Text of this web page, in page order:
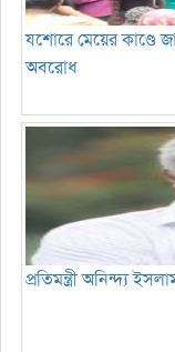
যশোরে মেয়ের কাণ্ডে
অবরোধ
প্রতিমন্ত্রী অনিন্দ্য